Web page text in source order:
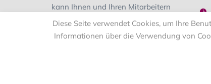
kann Ihnen und Ihren Mitarbeitern
alles gelingen.
Diese Seite verwendet Cookies, um Ihre
Informationen über die Verwendung von